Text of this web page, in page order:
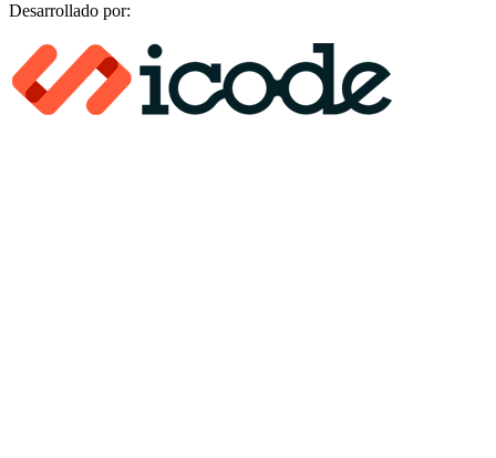
Desarrollado por:​​